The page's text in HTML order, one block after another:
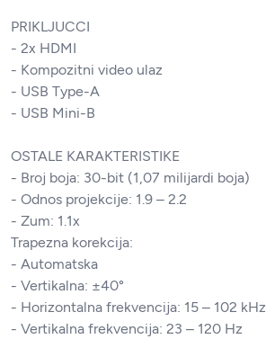
PRIKLJUCCI
- 2x HDMI
- Kompozitni video ulaz
- USB Type-A
- USB Mini-B
OSTALE KARAKTERISTIKE
- Broj boja: 30-bit (1,07 milijardi boja)
- Odnos projekcije: 1.9 – 2.2
- Zum: 1.1x
Trapezna korekcija:
- Automatska
- Vertikalna: ±40°
- Horizontalna frekvencija: 15 – 102 kHz
- Vertikalna frekvencija: 23 – 120 Hz